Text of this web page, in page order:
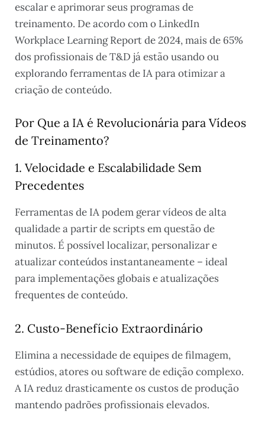
escalar e aprimorar seus programas de
treinamento. De acordo com o LinkedIn
Workplace Learning Report de 2024, mais de 65%
dos profissionais de T&D já estão usando ou
explorando ferramentas de IA para otimizar a
criação de conteúdo.
Por Que a IA é Revolucionária para Vídeos
de Treinamento?
1. Velocidade e Escalabilidade Sem
Precedentes
Ferramentas de IA podem gerar vídeos de alta
qualidade a partir de scripts em questão de
minutos. É possível localizar, personalizar e
atualizar conteúdos instantaneamente – ideal
para implementações globais e atualizações
frequentes de conteúdo.
2. Custo-Benefício Extraordinário
Elimina a necessidade de equipes de filmagem,
estúdios, atores ou software de edição complexo.
A IA reduz drasticamente os custos de produção
mantendo padrões profissionais elevados.